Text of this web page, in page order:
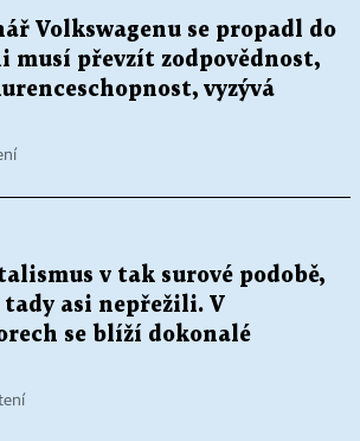
Volkswagenu se propadl do
musí převzít zodpovědnost,
vyzývá
v tak surové podobě,
tady asi nepřežili. V
se blíží dokonalé